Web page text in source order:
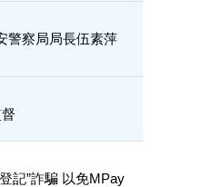
警察局局長伍素萍
記”詐騙 以免MPay